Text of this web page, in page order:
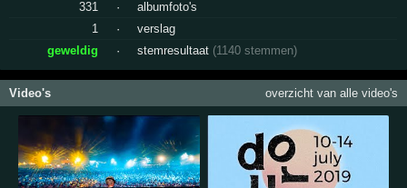
331
·
albumfoto's
1
·
verslag
geweldig
· stemresultaat (1140 stemmen)
Video's overzicht van alle video's